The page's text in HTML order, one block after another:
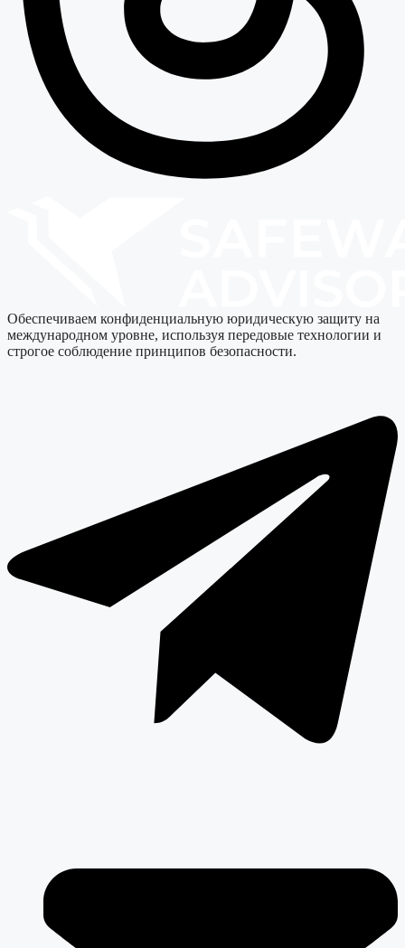
Обеспечиваем конфиденциальную юридическую защиту на
международном уровне, используя передовые технологии и
строгое соблюдение принципов безопасности.